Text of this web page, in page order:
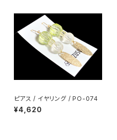
ピアス / イヤリング / PO-074
¥4,620